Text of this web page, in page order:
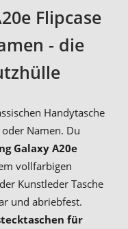
Flipcase
- die
Handytasche
Namen. Du
Galaxy A20e
vollfarbigen
Kunstleder Tasche
und abriebfest.
für